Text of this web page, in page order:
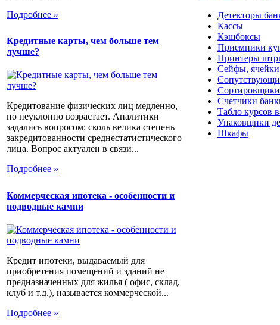
Подробнее »
Кредитные карты, чем больше тем
лучше?
Кредитование физических лиц медленно,
но неуклонно возрастает. Аналитики
задались вопросом: сколь велика степень
закредитованности среднестатистического
лица. Вопрос актуален в связи...
Подробнее »
Коммерческая ипотека - особенности и
подводные камни
Кредит ипотеки, выдаваемый для
приобретения помещений и зданий не
предназначенных для жилья ( офис, склад,
клуб и т.д.), называется коммерческой...
Подробнее »
Детекторы
Кассы
Кэшбоксы
Приемники
Принтеры
Сейфы, ячейки
Счетчики
Табло курсов
Упаковщики
Шкафы